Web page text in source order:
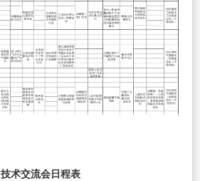
技术交流会日程表